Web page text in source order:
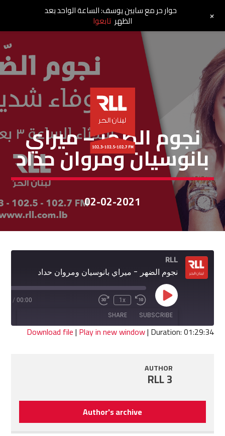
نجوم الظهر
نجوم الضهر – ميراي
بانوسيان ومروان حداد
02-02-2021
RLL
نجوم الضهر - ميراي بانوسيان ومروان حداد
Play
Episode
Rewind
10
Seconds
1x
Fast
seconds
00:00
/
SUBSCRIBE
SHARE
Download file| Play in new window| Duration: 01:29:34
AUTHOR
RLL 3
Author's archive
حوار حر مع سابين يوسف: الساعة الواحد بعد
الظهر تابعوا +